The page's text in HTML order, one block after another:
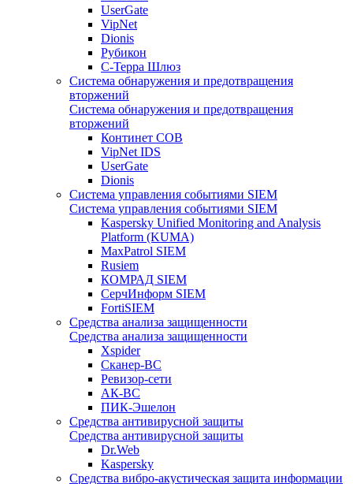
UserGate
VipNet
Dionis
Рубикон
С-Терра Шлюз
Система обнаружения и предотвращения
вторжений
Система обнаружения и предотвращения
вторжений
Континет СОВ
VipNet IDS
UserGate
Dionis
Система управления событиями SIEM
Система управления событиями SIEM
Kaspersky Unified Monitoring and Analysis
Platform (KUMA)
MaxPatrol SIEM
Rusiem
КОМРАД SIEM
СерчИнформ SIEM
FortiSIEM
Средства анализа защищенности
Средства анализа защищенности
Xspider
Сканер-ВС
Ревизор-сети
АК-ВС
ПИК-Эшелон
Средства антивирусной защиты
Средства антивирусной защиты
Dr.Web
Kaspersky
Средства вибро-акустическая защита информации